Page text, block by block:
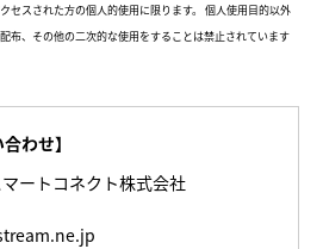
セスされた方の個人的使用に限ります。 個人使用目的以外
布、その他の二次的な使用をすることは禁止されています
わせ】
ートコネクト株式会社